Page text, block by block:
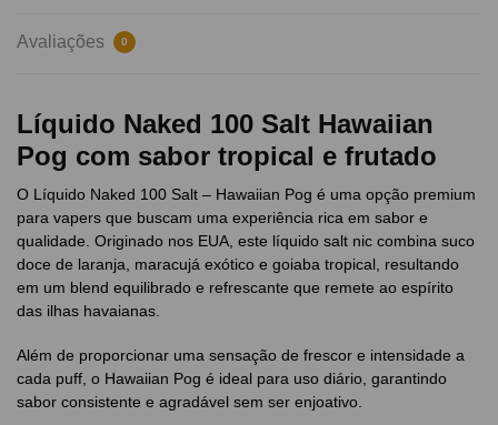
Avaliações 0
Líquido Naked 100 Salt Hawaiian
Pog com sabor tropical e frutado
O Líquido Naked 100 Salt – Hawaiian Pog é uma opção premium
para vapers que buscam uma experiência rica em sabor e
qualidade. Originado nos EUA, este líquido salt nic combina suco
doce de laranja, maracujá exótico e goiaba tropical, resultando
em um blend equilibrado e refrescante que remete ao espírito
das ilhas havaianas.
Além de proporcionar uma sensação de frescor e intensidade a
cada puff, o Hawaiian Pog é ideal para uso diário, garantindo
sabor consistente e agradável sem ser enjoativo.